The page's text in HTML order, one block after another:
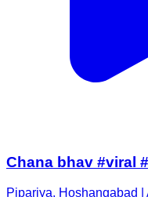
Chana bhav #viral
Pipariya, Hoshangabad |